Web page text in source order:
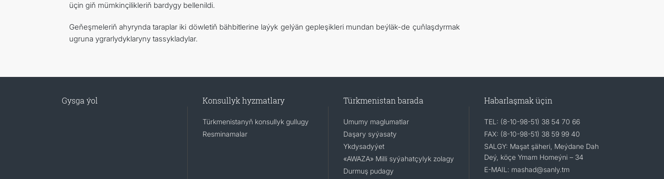
üçin giň mümkinçilikleriň bardygy bellenildi.
Geňeşmeleriň ahyrynda taraplar iki döwletiň bähbitlerine laýyk gelýän gepleşikleri mundan beýläk-de çuňlaşdyrmak
ugruna ygrarlydyklaryny tassykladylar.
Gysga ýol Konsullyk hyzmatlary
Türkmenistanyň konsullyk gullugy
Resminamalar
Türkmenistan barada
Umumy maglumatlar
Daşary syýasaty
Ykdysadyýet
«AWAZA» Milli syýahatçylyk zolagy
Durmuş pudagy
Habarlaşmak üçin
TEL: (8-10-98-51) 38 54 70 66
FAX: (8-10-98-51) 38 59 99 40
SALGY: Maşat şäheri, Meýdane Dah
Deý, köçe Ymam Homeýni – 34
E-MAIL: mashad@sanly.tm